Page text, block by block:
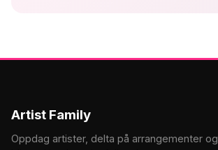
Artist Family
Oppdag artister, delta på arrangementer og